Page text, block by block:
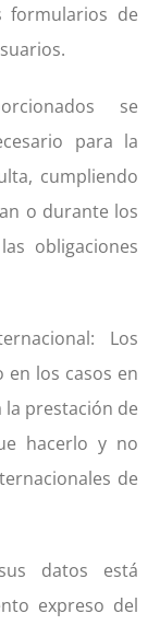
formularios de
se
para la
cumpliendo
o durante los
obligaciones
Los
en los casos en
la prestación de
hacerlo y no
de
datos está
expreso del